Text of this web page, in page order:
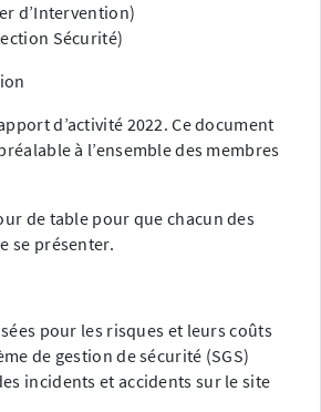
d’Intervention)
Sécurité)
d’activité 2022. Ce document
à l’ensemble des membres
de table pour que chacun des
se présenter.
pour les risques et leurs coûts
de gestion de sécurité (SGS)
incidents et accidents sur le site